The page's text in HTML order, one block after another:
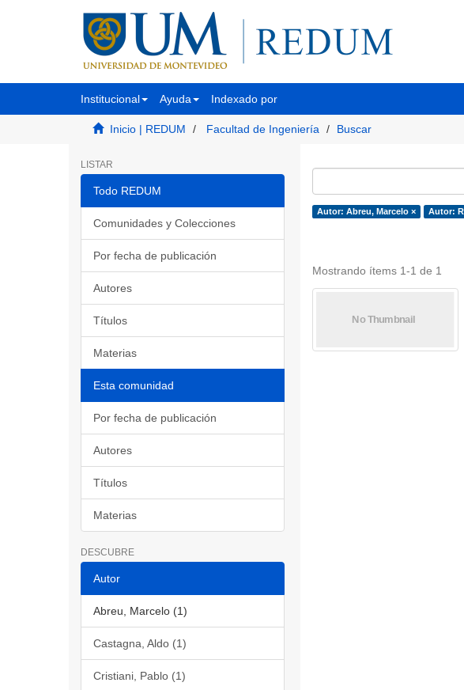
Institucional Ayuda Indexado por
Inicio | REDUM Facultad de Ingeniería Buscar
LISTAR
Todo REDUM
Comunidades y Colecciones
Por fecha de publicación
Autores
Títulos
Materias
Esta comunidad
Por fecha de publicación
Autores
Títulos
Materias
DESCUBRE
Autor
Abreu, Marcelo (1)
Castagna, Aldo (1)
Cristiani, Pablo (1)
Autor: Abreu, Marcelo × Autor:
Mostrando ítems 1-1 de 1